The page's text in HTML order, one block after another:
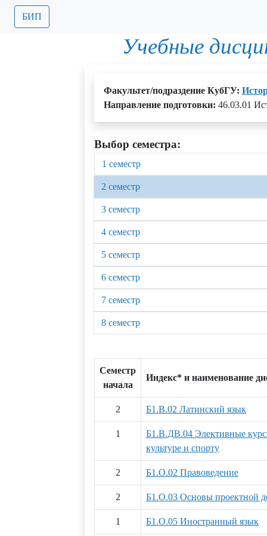
БИП
Учебные
Факультет/подраздение КубГУ:
Направление подготовки: 46.03.01
Выбор семестра:
1 семестр
2 семестр
3 семестр
4 семестр
5 семестр
6 семестр
7 семестр
8 семестр
Семестр
начала
Индекс* и наименование
2 Б1.В.02 Латинский язык
1
Б1.В.ДВ.04 Элективные
культуре и спорту
2 Б1.О.02 Правоведение
2 Б1.О.03 Основы проектной
1 Б1.О.05 Иностранный язык